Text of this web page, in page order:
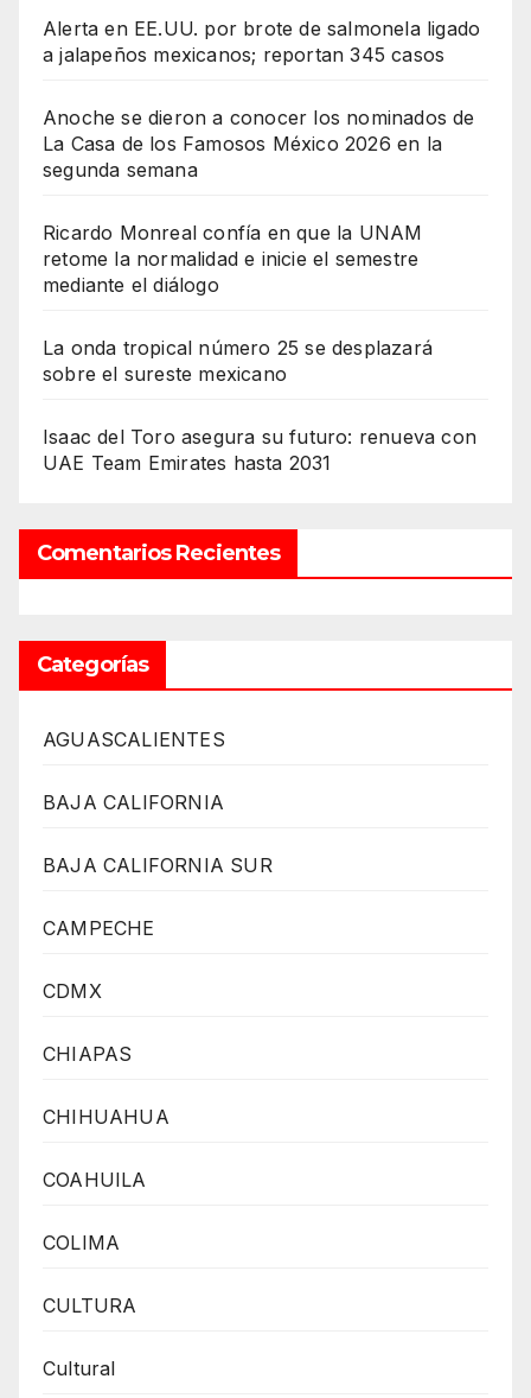
Alerta en EE.UU. por brote de salmonela ligado
a jalapeños mexicanos; reportan 345 casos
Anoche se dieron a conocer los nominados de
La Casa de los Famosos México 2026 en la
segunda semana
Ricardo Monreal confía en que la UNAM
retome la normalidad e inicie el semestre
mediante el diálogo
La onda tropical número 25 se desplazará
sobre el sureste mexicano
Isaac del Toro asegura su futuro: renueva con
UAE Team Emirates hasta 2031
Comentarios Recientes
Categorías
AGUASCALIENTES
BAJA CALIFORNIA
BAJA CALIFORNIA SUR
CAMPECHE
CDMX
CHIAPAS
CHIHUAHUA
COAHUILA
COLIMA
CULTURA
Cultural